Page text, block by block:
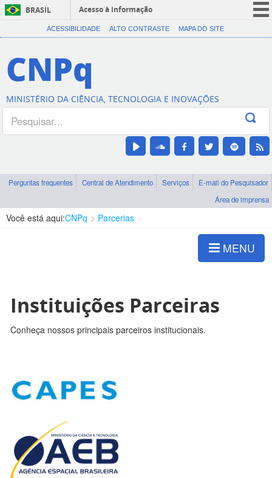
BRASIL
Acesso à informação
CORONAVÍRUS (COVID-19)
Canais
ACESSIBILIDADE ALTO CONTRASTE MAPA DO SITE
CNPq
MINISTÉRIO DA CIÊNCIA, TECNOLOGIA E INOVAÇÕES
Perguntas frequentes Central de Atendimento Serviços
E-mail do Pesquisador
Área de imprensa
Você está aqui:CNPq Parcerias
MENU
Instituições Parceiras
Conheça nossos principais parceiros institucionais.